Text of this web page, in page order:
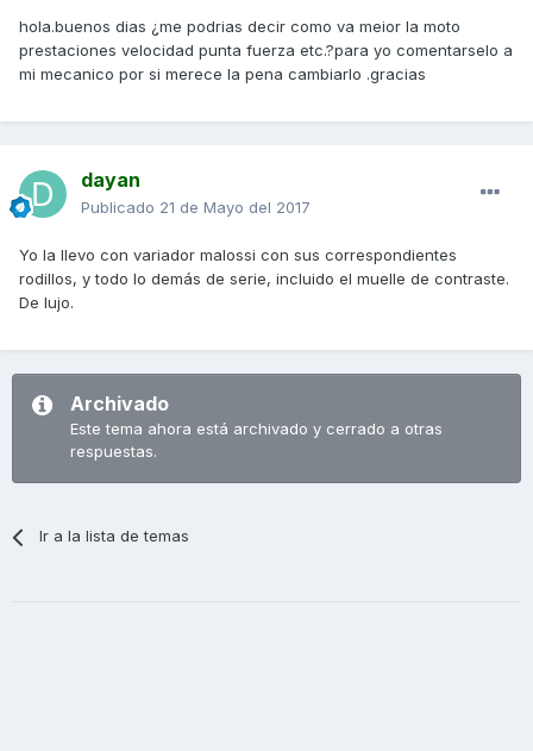
hola.buenos dias ¿me podrias decir como va meior la moto
prestaciones velocidad punta fuerza etc.?para yo comentarselo a
mi mecanico por si merece la pena cambiarlo .gracias
dayan
Publicado 21 de Mayo del 2017
Yo la llevo con variador malossi con sus correspondientes
rodillos, y todo lo demás de serie, incluido el muelle de contraste.
De lujo.
Archivado
Este tema ahora está archivado y cerrado a otras
respuestas.
Ir a la lista de temas